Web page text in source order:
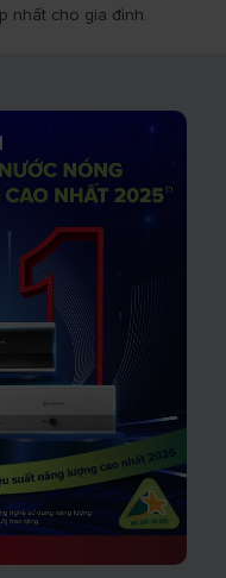
nhất cho gia đình.